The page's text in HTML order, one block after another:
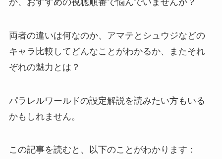
両者の違いは何なのか、アマテとシュウジなどの
キャラ比較してどんなことがわかるか、またそれ
ぞれの魅力とは？
パラレルワールドの設定解説を読みたい方もいる
かもしれません。
この記事を読むと、以下のことがわかります：